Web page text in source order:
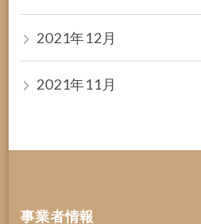
2021年12月
2021年11月
事業者情報